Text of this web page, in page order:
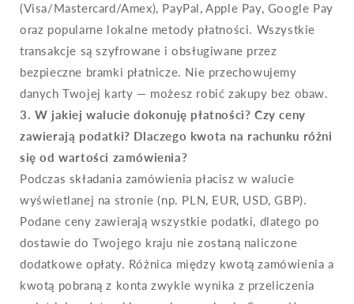
(Visa/Mastercard/Amex), PayPal, Apple Pay, Google Pay
oraz popularne lokalne metody płatności. Wszystkie
transakcje są szyfrowane i obsługiwane przez
bezpieczne bramki płatnicze. Nie przechowujemy
danych Twojej karty — możesz robić zakupy bez obaw.
3. W jakiej walucie dokonuję płatności? Czy ceny
zawierają podatki? Dlaczego kwota na rachunku różni
się od wartości zamówienia?
Podczas składania zamówienia płacisz w walucie
wyświetlanej na stronie (np. PLN, EUR, USD, GBP).
Podane ceny zawierają wszystkie podatki, dlatego po
dostawie do Twojego kraju nie zostaną naliczone
dodatkowe opłaty. Różnica między kwotą zamówienia a
kwotą pobraną z konta zwykle wynika z przeliczenia